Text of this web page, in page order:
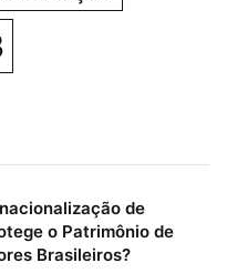
de
o Patrimônio de
Brasileiros?